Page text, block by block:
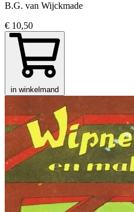
B.G. van Wijckmade
€ 10,50
in winkelmand